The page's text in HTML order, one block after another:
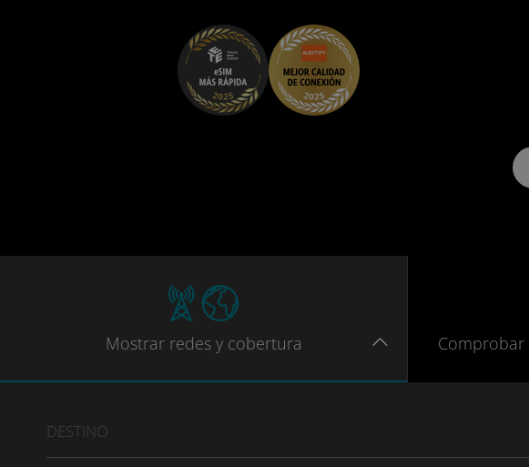
Mostrar redes y cobertura Comprobar
DESTINO